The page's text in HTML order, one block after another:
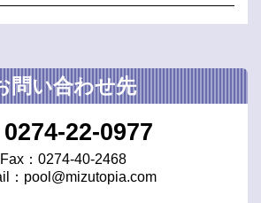
問い合わせ先
0274-22-0977
Fax：0274-40-2468
： pool@mizutopia.com